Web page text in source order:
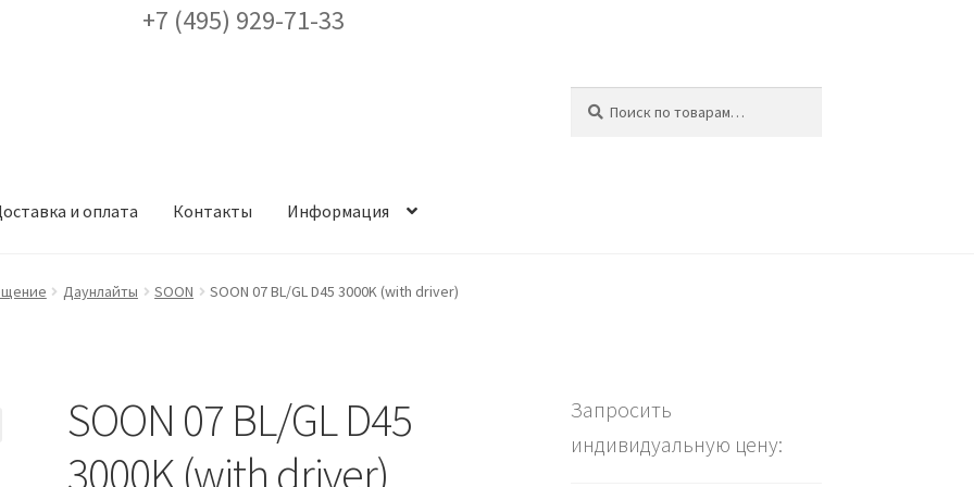
+7 (495) 929-71-33
и оплата Контакты Информация
Доставка и оплатаЗаказ проекта освещенияКонтакты Корзина
Сертификаты Таблица выбора вводного щитка
Даунлайты SOON SOON 07 BL/GL D45 3000K (with driver)
SOON 07 BL/GL D45
3000K (with driver)
Запросить
индивидуальную цену: